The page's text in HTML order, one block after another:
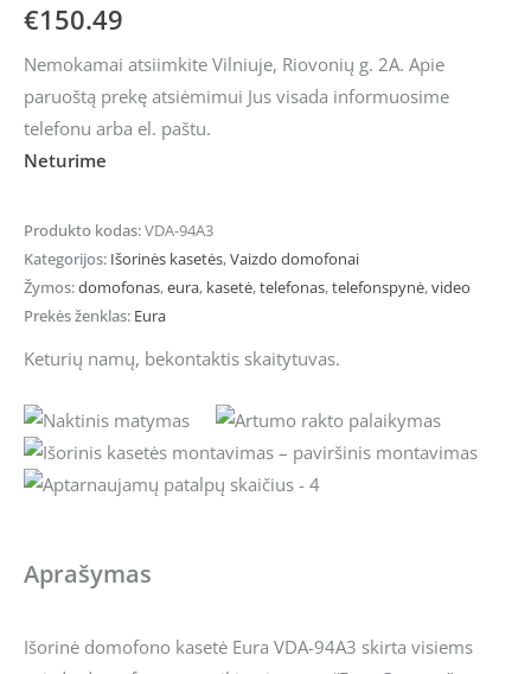
€150.49
Nemokamai atsiimkite Vilniuje, Riovonių g. 2A. Apie
paruoštą prekę atsiėmimui Jus visada informuosime
telefonu arba el. paštu.
Neturime
Produkto kodas:VDA-94A3
Kategorijos: Išorinės kasetės,Vaizdo domofonai
Žymos:domofonas,eura, kasetė,telefonas,telefonspynė,video
Prekės ženklas: Eura
Keturių namų, bekontaktis skaitytuvas.
Aprašymas
Išorinė domofono kasetė Eura VDA-94A3 skirta visiems